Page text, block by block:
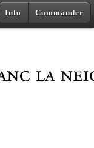
Info Commander